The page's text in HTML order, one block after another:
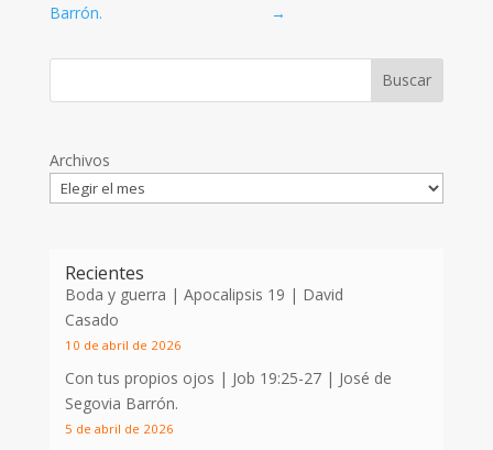
Barrón.
→
Archivos
Recientes
Boda y guerra | Apocalipsis 19 | David
Casado
10 de abril de 2026
Con tus propios ojos | Job 19:25-27| José de
Segovia Barrón.
5 de abril de 2026